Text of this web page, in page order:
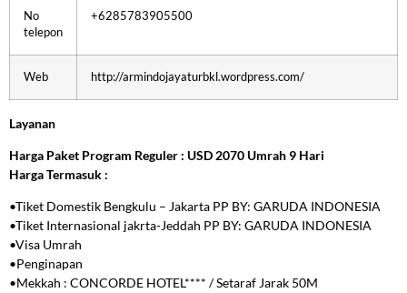
No
telepon
+6285783905500
Web http://armindojayaturbkl.wordpress.com/
Layanan
Harga Paket Program Reguler : USD 2070 Umrah 9 Hari
Harga Termasuk :
•Tiket Domestik Bengkulu – Jakarta PP BY: GARUDA INDONESIA
•Tiket Internasional jakrta-Jeddah PP BY: GARUDA INDONESIA
•Visa Umrah
•Penginapan
•Mekkah : CONCORDE HOTEL**** / Setaraf Jarak 50M